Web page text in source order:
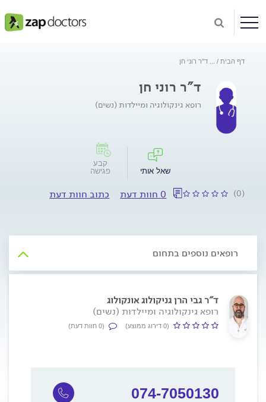
דף הבית ד"ר רוני חן
ד"ר רוני חן
רופא גינקולוגיה ומיילדות (נשים)
שאל אותי
קבע
פגישה
(0) 0 חוות דעת כתוב חוות דעת
רופאים נוספים בתחום
ד"ר גבי הרן גניקולוג אונקולוג
רופא גינקולוגיה ומיילדות (נשים)
(0 דירוג ממוצע) (0 חוות דעת)
074-7050130